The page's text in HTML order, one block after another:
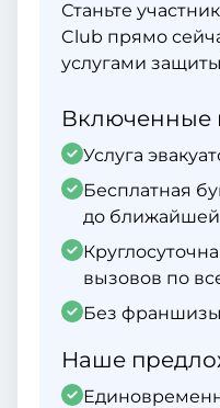
Станьте
Club прямо
услугами
Включенные
Услуга
Бесплатная
до ближайшей
вызовов по
Без франшизы
Наше